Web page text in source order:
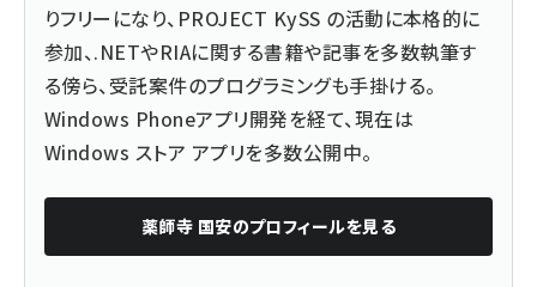
りフリーになり、PROJECT KySS の活動に本格的に
参加、.NETやRIAに関する書籍や記事を多数執筆す
る傍ら、受託案件のプログラミングも手掛ける。
Windows Phoneアプリ開発を経て、現在は
Windows ストア アプリを多数公開中。
薬師寺 国安のプロフィールを見る